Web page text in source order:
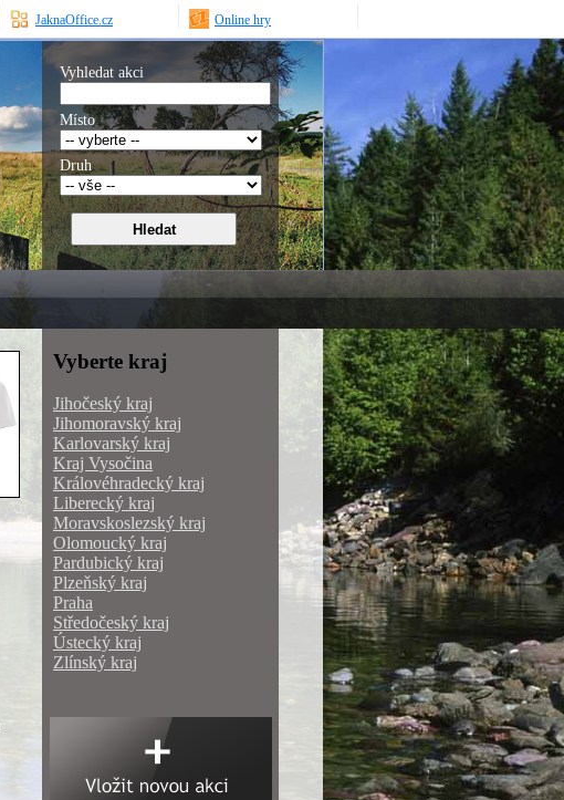
JaknaOffice.cz Online hry
Vyhledat akci
Místo
Druh
Vyberte kraj
Jihočeský kraj
Jihomoravský kraj
Karlovarský kraj
Kraj Vysočina
Královéhradecký kraj
Liberecký kraj
Moravskoslezský kraj
Olomoucký kraj
Pardubický kraj
Plzeňský kraj
Praha
Středočeský kraj
Ústecký kraj
Zlínský kraj